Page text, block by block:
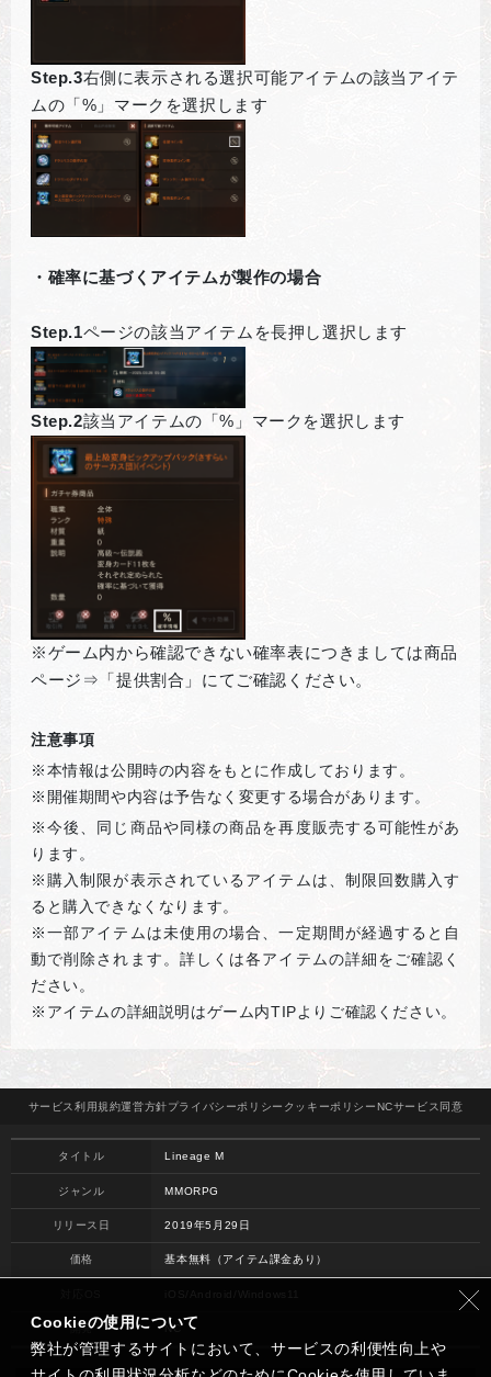
Step.3右側に表示される選択可能アイテムの該当アイテ
ムの「%」マークを選択します
・確率に基づくアイテムが製作の場合
Step.1ページの該当アイテムを長押し選択します
Step.2該当アイテムの「%」マークを選択します
※ゲーム内から確認できない確率表につきましては商品
ページ⇒「提供割合」にてご確認ください。
注意事項
※本情報は公開時の内容をもとに作成しております。
※開催期間や内容は予告なく変更する場合があります。
※今後、同じ商品や同様の商品を再度販売する可能性があ
ります。
※購入制限が表示されているアイテムは、制限回数購入す
ると購入できなくなります。
※一部アイテムは未使用の場合、一定期間が経過すると自
動で削除されます。詳しくは各アイテムの詳細をご確認く
ださい。
※アイテムの詳細説明はゲーム内TIPよりご確認ください。
サービス 利用規約運営方針プライバシーポリシー クッキーポリシーNCサービス 同意
タイトル Lineage M
ジャンル MMORPG
リリース日 2019年5月29日
価格 基本無料（アイテム課金あり）
開発 NC
Cookieの使用について
弊社が管理するサイトにおいて、サービスの利便性向上や